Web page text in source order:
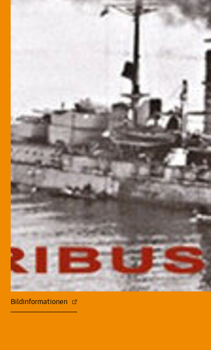
Bildinformationen